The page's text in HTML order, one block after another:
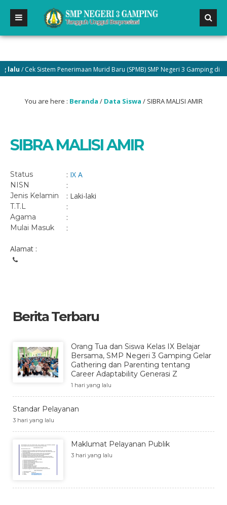
/ Cek Sistem Penerimaan Murid Baru (SPMB) SMP Negeri 3 Gamping di
You are here : Beranda / Data Siswa / SIBRA MALISI AMIR
SIBRA MALISI AMIR
Status : IX A
NISN :
Jenis Kelamin : Laki-laki
T.T.L :
Agama :
Mulai Masuk :
Alamat :
Berita Terbaru
Orang Tua dan Siswa Kelas IX Belajar
Bersama, SMP Negeri 3 Gamping Gelar
Gathering dan Parenting tentang
Career Adaptability Generasi Z
1 hari yang lalu
Standar Pelayanan
3 hari yang lalu
Maklumat Pelayanan Publik
3 hari yang lalu